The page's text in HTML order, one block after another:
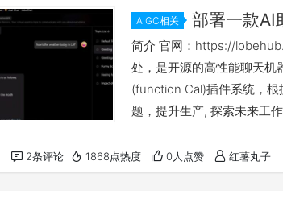
AIGC相关 部署一款
简介 官网：https://
处，是开源的高性能聊天机
(function Cal)插件系统，
题，提升生产, 探索未来工
的使用场景。 安装操作 本
下，n…
2条评论 1868点热度 0人点赞 红薯丸子